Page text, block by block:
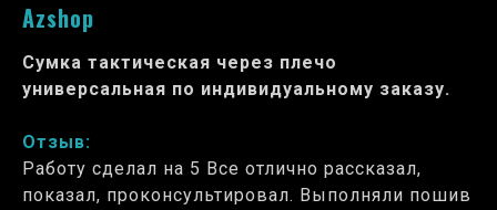
Azshop
Сумка тактическая через плечо
универсальная по индивидуальному заказу.
Отзыв:
Работу сделал на 5 Все отлично рассказал,
показал, проконсультировал. Выполняли пошив